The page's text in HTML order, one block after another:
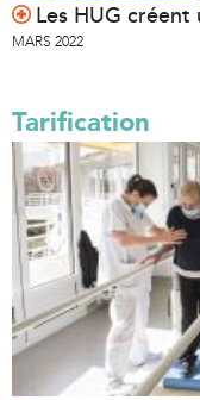
Les HUG créent
MARS 2022
Tarification